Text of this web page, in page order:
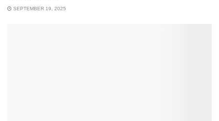
SEPTEMBER 19, 2025